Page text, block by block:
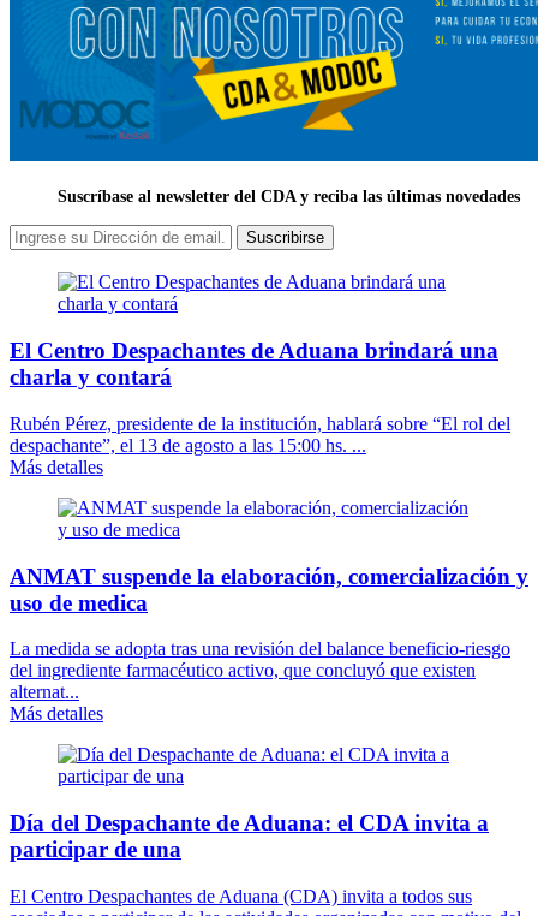
Suscríbase al newsletter del CDA y reciba las últimas novedades
Suscribirse
El Centro Despachantes de Aduana brindará una
charla y contará
Rubén Pérez, presidente de la institución, hablará sobre “El rol del
despachante”, el 13 de agosto a las 15:00 hs. ...
Más detalles
ANMAT suspende la elaboración, comercialización y
uso de medica
La medida se adopta tras una revisión del balance beneficio-riesgo
del ingrediente farmacéutico activo, que concluyó que existen
alternat...
Más detalles
Día del Despachante de Aduana: el CDA invita a
participar de una
El Centro Despachantes de Aduana (CDA) invita a todos sus